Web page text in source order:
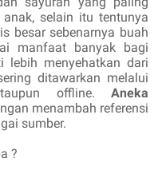
selain itu tentunya
besar sebenarnya buah
manfaat banyak bagi
lebih menyehatkan dari
ditawarkan melalui
offline. Aneka
menambah referensi
sumber.
?